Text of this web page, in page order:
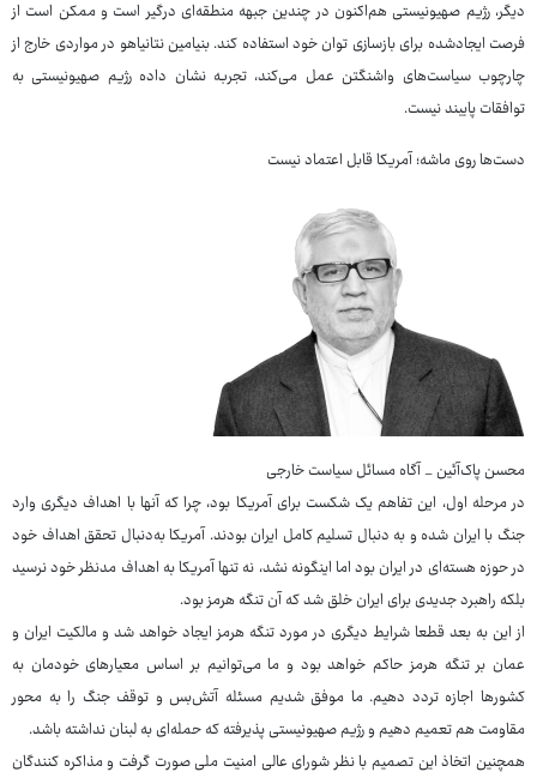
دیگر، رژیم صهیونیستی هم‌اکنون در چندین جبهه منطقه‌ای درگیر است و ممکن است از
فرصت ایجادشده برای بازسازی توان خود استفاده کند. بنیامین نتانیاهو در مواردی خارج از
چارچوب سیاست‌های واشنگتن عمل می‌کند، تجربه نشان داده رژیم صهیونیستی به
توافقات پایبند نیست.
دست‌ها روی ماشه؛ آمریکا قابل اعتماد نیست
محسن پاک‌آئین _ آگاه مسائل سیاست خارجی
در مرحله اول، این تفاهم یک شکست برای آمریکا بود، چرا که آنها با اهداف دیگری وارد
جنگ با ایران شده و به دنبال تسلیم کامل ایران بودند. آمریکا به‌دنبال تحقق اهداف خود
در حوزه هسته‌ای در ایران بود اما اینگونه نشد، نه تنها آمریکا به اهداف مدنظر خود نرسید
بلکه راهبرد جدیدی برای ایران خلق شد که آن تنگه هرمز بود.
از این به بعد قطعا شرایط دیگری در مورد تنگه هرمز ایجاد خواهد شد و مالکیت ایران و
عمان بر تنگه هرمز حاکم خواهد بود و ما می‌توانیم بر اساس معیارهای خودمان به
کشورها اجازه تردد دهیم. ما موفق شدیم مسئله آتش‌بس و توقف جنگ را به محور
مقاومت هم تعمیم دهیم و رژیم صهیونیستی پذیرفته که حمله‌ای به لبنان نداشته باشد.
همچنین اتخاذ این تصمیم با نظر شورای عالی امنیت ملی صورت گرفت و مذاکره کنندگان